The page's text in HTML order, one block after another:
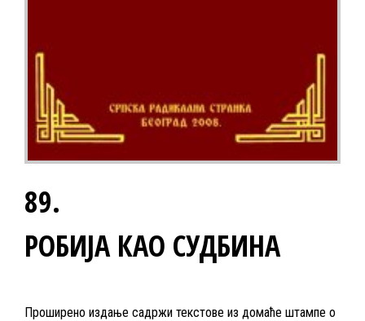
89.
РОБИЈА КАО СУДБИНА
Проширено издање садржи текстове из домаће штампе о